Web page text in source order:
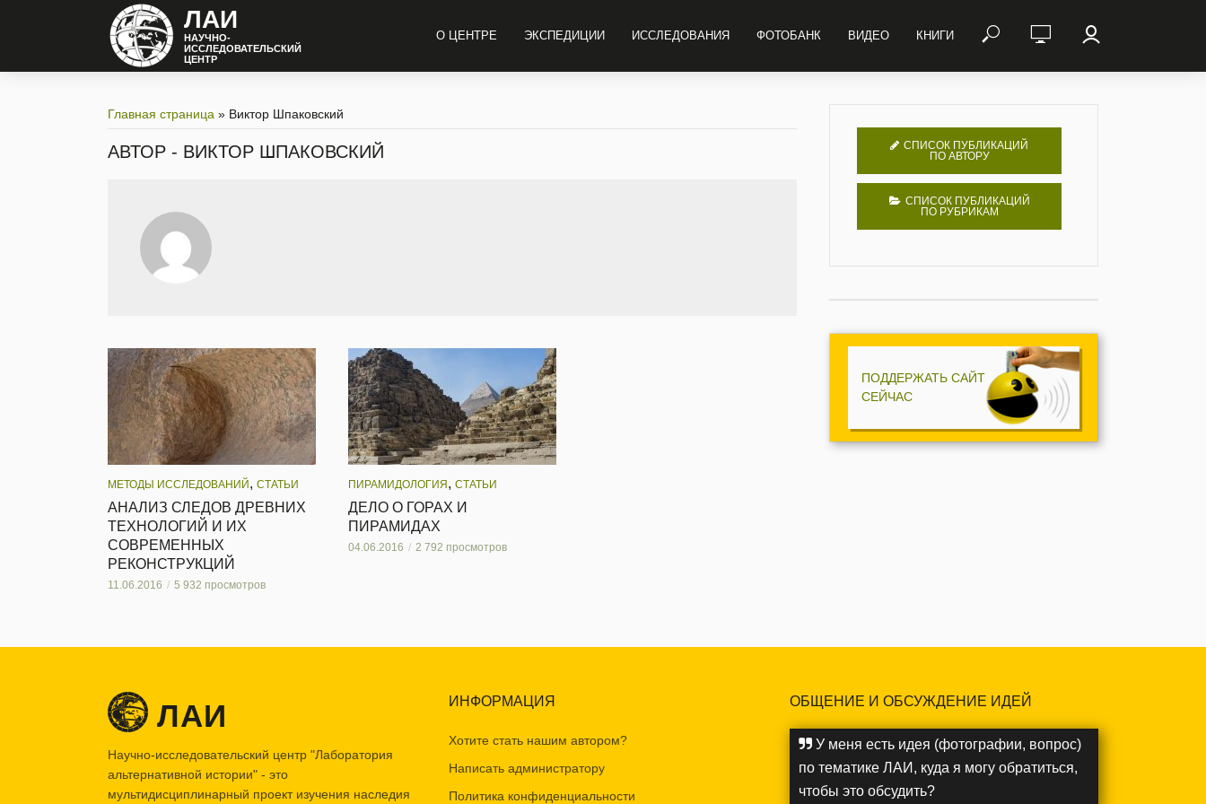
ЛАИ
НАУЧНО-
ИССЛЕДОВАТЕЛЬСКИЙ
ЦЕНТР
О ЦЕНТРЕ ЭКСПЕДИЦИИ ИССЛЕДОВАНИЯ ФОТОБАНК ВИДЕО КНИГИ
Главная страница » Виктор Шпаковский
АВТОР - ВИКТОР ШПАКОВСКИЙ
МЕТОДЫ ИССЛЕДОВАНИЙ , СТАТЬИ
АНАЛИЗ СЛЕДОВ ДРЕВНИХ
ТЕХНОЛОГИЙ И ИХ
СОВРЕМЕННЫХ
РЕКОНСТРУКЦИЙ
11.06.2016 5 932 просмотров
ПИРАМИДОЛОГИЯ , СТАТЬИ
ДЕЛО О ГОРАХ И
ПИРАМИДАХ
04.06.2016 2 792 просмотров
СПИСОК ПУБЛИКАЦИЙ
ПО АВТОРУ
СПИСОК ПУБЛИКАЦИЙ
ПО РУБРИКАМ
ПОДДЕРЖАТЬ САЙТ
СЕЙЧАС
ЛАИ
Научно-исследовательский центр "Лаборатория
альтернативной истории" - это
мультидисциплинарный проект изучения наследия
ИНФОРМАЦИЯ
Хотите стать нашим автором?
Написать администратору
Политика конфиденциальности
ОБЩЕНИЕ И ОБСУЖДЕНИЕ ИДЕЙ
У меня есть идея (фотографии, вопрос)
по тематике ЛАИ, куда я могу обратиться,
чтобы это обсудить?